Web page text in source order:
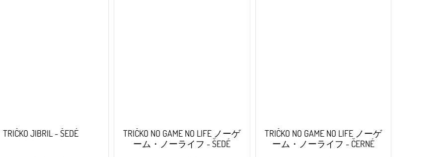
TRIČKO JIBRIL - ŠEDÉ
TRIČKO NO GAME NO LIFE ノーゲ
ーム・ノーライフ - ŠEDÉ
TRIČKO NO GAME NO LIFE ノーゲ
ーム・ノーライフ - ČERNÉ